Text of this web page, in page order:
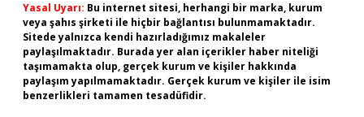
Yasal Uyarı: Bu internet sitesi, herhangi bir marka, kurum
veya şahıs şirketi ile hiçbir bağlantısı bulunmamaktadır.
Sitede yalnızca kendi hazırladığımız makaleler
paylaşılmaktadır. Burada yer alan içerikler haber niteliği
taşımamakta olup, gerçek kurum ve kişiler hakkında
paylaşım yapılmamaktadır. Gerçek kurum ve kişiler ile isim
benzerlikleri tamamen tesadüfidir.